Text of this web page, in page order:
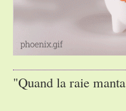
"Quand la raie